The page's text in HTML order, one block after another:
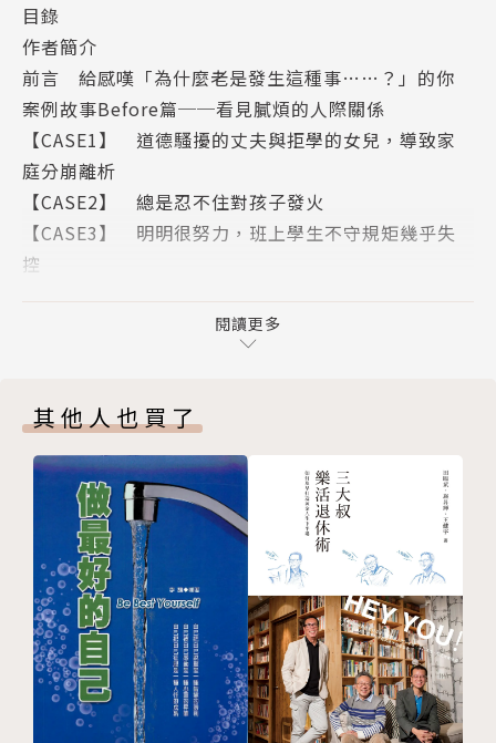
－「我變得不再害怕與人交往，交到了很多朋友。」
－「我與差點離婚的另一半，關係有了戲劇性轉變，對
方開始支持我的夢想。」
－「沒有自信的孩子，自我肯定感突然大幅提升。」
－「我與斷絕關係的母親和好，她變得甚至會幫我照顧
孩子。」
－「沒秩序的班級變得充滿活力，好轉後的狀態讓我受
邀成為訓練課程的講師。」
－「原本感覺很憂鬱的同事變得有精神了。」
且非常有幫助。壞關係和好關係的區別被以淺顯易懂的
方式解釋了。
•它就像個工具箱，當你為生活中的人際關係煩惱時可
以拿出來用！
•在了解人際關係三角的結構後，我不僅在周圍的關係
中，也開始在看電視劇和電影時看到膩煩三角和幸福三
角。
•對養育孩子也非常有用！
•我認為這本書的應用範圍很廣，包括教育、醫療、社
區、組織、家庭。強烈推薦，因為它非常清晰且易於閱
目錄
作者簡介
前言 給感嘆「為什麼老是發生這種事……？」的你
案例故事Before篇──看見膩煩的人際關係
【CASE1】 道德騷擾的丈夫與拒學的女兒，導致家
庭分崩離析
【CASE2】 總是忍不住對孩子發火
【CASE3】 明明很努力，班上學生不守規矩幾乎失
控
第１章 人際關係中，誰是受害者，誰是迫害者，誰是
有毒的人際關係是膩煩三角造成的
膩煩三角隨處可見
把錯都推給別人的膩煩三角
準備脫離膩煩三角！
「受害者」想要一直當受害者
「迫害者」想要指責和攻擊別人
「拯救者」想要感受到自己的價值
第２章 結束周而復始理不完的膩煩三角
「受害者」、「迫害者」、「拯救者」的共同點
「受害者」把不安、恐懼當作動能
「受害者」遇到問題會逃跑、僵住、戰鬥
閱讀更多
其他人也買了